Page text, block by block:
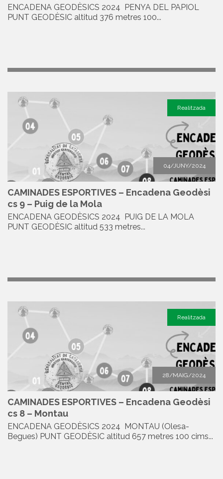
ENCADENA GEODÈSICS 2024 PENYA DEL PAPIOL
PUNT GEODÈSIC altitud 376 metres 100...
04/JUNY/2024
Realitzada
CAMINADES ESPORTIVES – Encadena Geodèsi
cs 9 – Puig de la Mola
ENCADENA GEODÈSICS 2024 PUIG DE LA MOLA
PUNT GEODÈSIC altitud 533 metres...
28/MAIG/2024
Realitzada
CAMINADES ESPORTIVES – Encadena Geodèsi
cs 8 – Montau
ENCADENA GEODÈSICS 2024 MONTAU (Olesa-
Begues) PUNT GEODÈSIC altitud 657 metres 100 cims...